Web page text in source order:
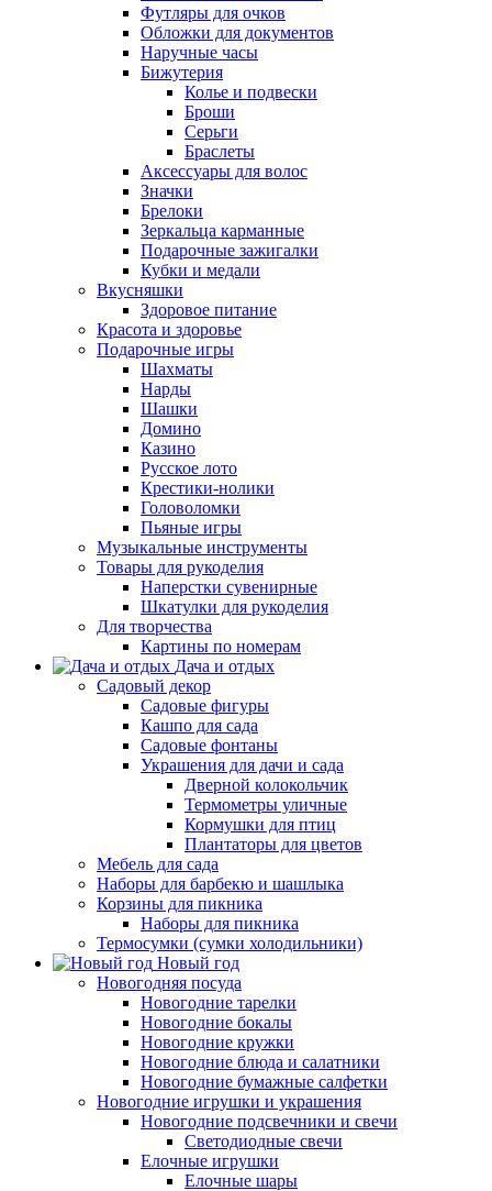
Футляры для очков
Обложки для документов
Наручные часы
Бижутерия
Колье и подвески
Броши
Серьги
Браслеты
Аксессуары для волос
Значки
Брелоки
Зеркальца карманные
Подарочные зажигалки
Кубки и медали
Вкусняшки
Здоровое питание
Красота и здоровье
Подарочные игры
Шахматы
Нарды
Шашки
Домино
Казино
Русское лото
Крестики-нолики
Головоломки
Пьяные игры
Музыкальные инструменты
Товары для рукоделия
Наперстки сувенирные
Шкатулки для рукоделия
Для творчества
Картины по номерам
Дача и отдых
Садовый декор
Садовые фигуры
Кашпо для сада
Садовые фонтаны
Украшения для дачи и сада
Дверной колокольчик
Термометры уличные
Кормушки для птиц
Плантаторы для цветов
Мебель для сада
Наборы для барбекю и шашлыка
Корзины для пикника
Наборы для пикника
Термосумки (сумки холодильники)
Новый год
Новогодняя посуда
Новогодние тарелки
Новогодние бокалы
Новогодние кружки
Новогодние блюда и салатники
Новогодние бумажные салфетки
Новогодние игрушки и украшения
Новогодние подсвечники и свечи
Светодиодные свечи
Елочные игрушки
Елочные шары